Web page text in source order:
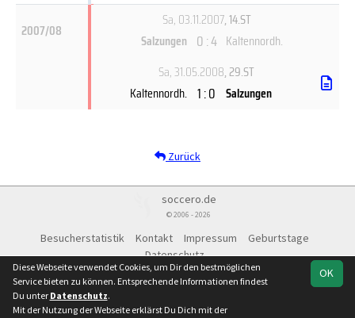
2007/08
Sa, 03.11.2007, 14.ST
Salzungen 0 : 4 Kaltennordh.
Sa, 31.05.2008, 29.ST
Kaltennordh. 1 : 0 Salzungen
Zurück
soccero.de
© 2006 - 2026
Besucherstatistik Kontakt Impressum
Geburtstage
Datenschutz
OK
Diese Webseite verwendet Cookies, um Dir den bestmöglichen
Service bieten zu können. Entsprechende Informationen findest
Du unter Datenschutz.
Mit der Nutzung der Webseite erklärst Du Dich mit der